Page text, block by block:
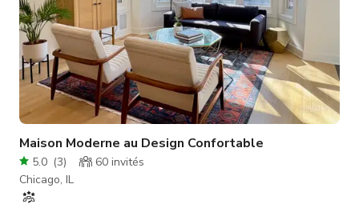
Maison Moderne au Design Confortable
5.0 (3) 60 invités
Chicago, IL